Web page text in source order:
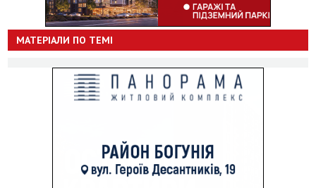
МАТЕРІАЛИ ПО ТЕМІ